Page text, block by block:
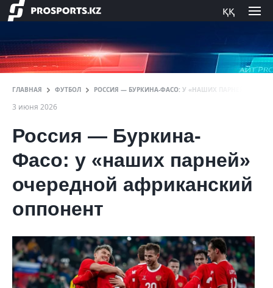
ққ
ГЛАВНАЯ ФУТБОЛ РОССИЯ — БУРКИНА-ФАСО: У «НАШИХ ПАРНЕЙ»
3 июня 2026
Россия — Буркина-
Фасо: у «наших парней»
очередной африканский
оппонент